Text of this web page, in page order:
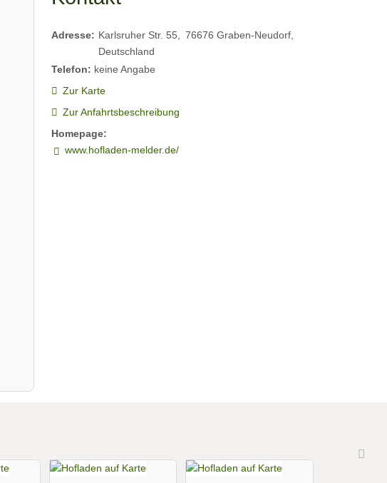
Adresse: Karlsruher Str. 55 76676 Graben-Neudorf
Deutschland
Telefon: keine Angabe
Zur Karte
Zur Anfahrtsbeschreibung
Homepage:
www.hofladen-melder.de/